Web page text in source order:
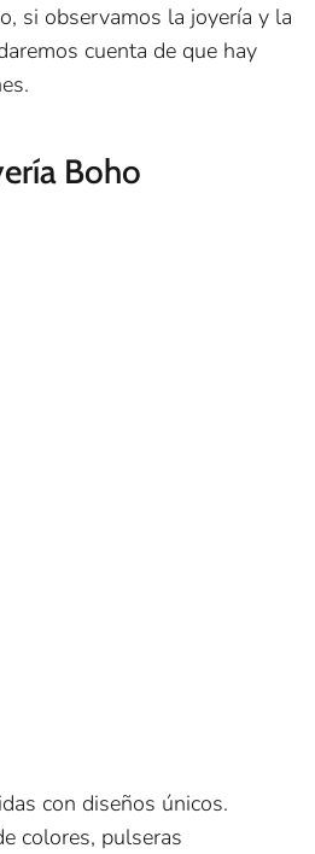
si observamos la joyería y la
cuenta de que hay
Boho
con diseños únicos.
colores, pulseras